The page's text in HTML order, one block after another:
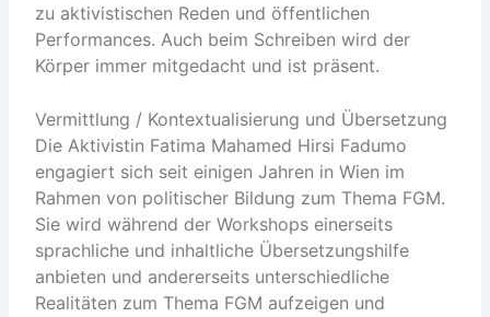
zu aktivistischen Reden und öffentlichen
Performances. Auch beim Schreiben wird der
Körper immer mitgedacht und ist präsent.
Vermittlung / Kontextualisierung und Übersetzung
Die Aktivistin Fatima Mahamed Hirsi Fadumo
engagiert sich seit einigen Jahren in Wien im
Rahmen von politischer Bildung zum Thema FGM.
Sie wird während der Workshops einerseits
sprachliche und inhaltliche Übersetzungshilfe
anbieten und andererseits unterschiedliche
Realitäten zum Thema FGM aufzeigen und